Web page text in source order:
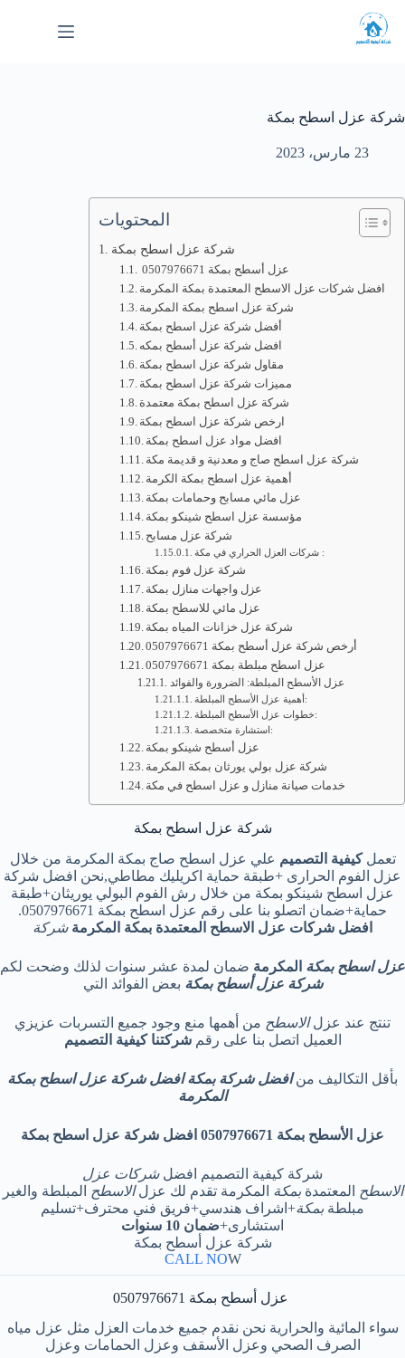
إلى
المحتوى
شركة عزل اسطح بمكة
23 مارس، 2023
المحتويات
شركة عزل اسطح بمكة
عزل أسطح بمكة 0507976671
افضل شركات عزل الاسطح المعتمدة بمكة المكرمة
شركة عزل اسطح بمكة المكرمة
أفضل شركة عزل اسطح بمكة
افضل شركة عزل أسطح بمكه
مقاول شركة عزل اسطح بمكة
مميزات شركة عزل اسطح بمكة
شركة عزل اسطح بمكة معتمدة
ارخص شركة عزل اسطح بمكة
افضل مواد عزل اسطح بمكة
شركة عزل اسطح صاج و معدنية و قديمة مكة
أهمية عزل اسطح بمكة الكرمة
عزل مائي مسابح وحمامات بمكة
مؤسسة عزل اسطح شينكو بمكة
شركة عزل مسابح
شركات العزل الحراري في مكة :
شركة عزل فوم بمكة
عزل واجهات منازل بمكة
عزل مائي للاسطح بمكة
شركة عزل خزانات المياه بمكة
أرخص شركة عزل أسطح بمكة 0507976671
عزل اسطح مبلطة بمكة 0507976671
عزل الأسطح المبلطة: الضرورة والفوائد
أهمية عزل الأسطح المبلطة:
خطوات عزل الأسطح المبلطة:
استشارة متخصصة:
شركة عزل بولي يورثان بمكة المكرمة
خدمات صيانة منازل و عزل اسطح في مكة
شركة عزل اسطح بمكة
تعملكيفية التصميم علي عزل اسطح صاج بمكة المكرمة من خلال
عزل الفوم الحرارى +طبقة حماية اكريليك مطاطي,نحن افضل شركة
عزل اسطح شينكو بمكة من خلال رش الفوم البولي يوريثان+طبقة
حماية+ضمان اتصلو بنا على رقم عزل اسطح بمكة 0507976671.
افضل شركات عزل الاسطح المعتمدة بمكة المكرمةشركة
عزلاسطح بمكة المكرمة ضمان لمدة عشر سنوات لذلك وضحت لكم
شركة عزل أسطح بمكة بعض الفوائد التي
تنتج عند عزلالاسطح من أهمها منع وجود جميع التسربات عزيزي
العميل اتصل بنا على رقمشركتنا كيفية التصميم
بأقل التكاليف منافضل شركة بمكة افضل شركة عزل اسطح بمكة
المكرمة
عزل الأسطح بمكة 0507976671 افضل شركة عزل اسطح بمكة
شركة كيفية التصميم افضلشركات عزل
الاسطح
المعتمدةبمكة المكرمة تقدم لك عزلالاسطح
المبلطة والغير
مبلطة بمكة+اشراف هندسي+فريق فني محترف+تسليم
استشارى+ضمان 10 سنوات
شركة عزل أسطح بمكة
CALL NOW
عزل أسطح بمكة 0507976671
سواء المائية والحرارية نحن نقدم جميع خدمات العزل مثل عزل مياه
الصرف الصحي وعزل الأسقف وعزل الحمامات وعزل